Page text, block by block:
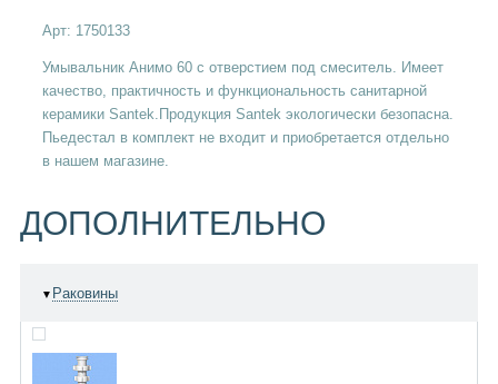
Арт: 1750133
Умывальник Анимо 60 с отверстием под смеситель. Имеет
качество, практичность и функциональность санитарной
керамики Santek.Продукция Santek экологически безопасна.
Пьедестал в комплект не входит и приобретается отдельно
в нашем магазине.
ДОПОЛНИТЕЛЬНО
▼ Раковины